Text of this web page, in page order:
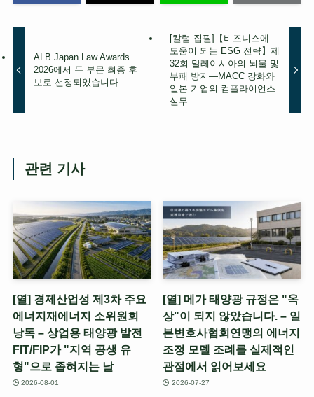
ALB Japan Law Awards
2026에서 두 부문 최종 후
보로 선정되었습니다
[칼럼 집필]【비즈니스에
도움이 되는 ESG 전략】제
32회 말레이시아의 뇌물 및
부패 방지—MACC 강화와
일본 기업의 컴플라이언스
실무
관련 기사
[열] 경제산업성 제3차 주요
에너지재에너지 소위원회
낭독 – 상업용 태양광 발전
FIT/FIP가 "지역 공생 유
형"으로 좁혀지는 날
2026-08-01
[열] 메가 태양광 규정은 "옥
상"이 되지 않았습니다. – 일
본변호사협회연맹의 에너지
조정 모델 조례를 실제적인
관점에서 읽어보세요
2026-07-27